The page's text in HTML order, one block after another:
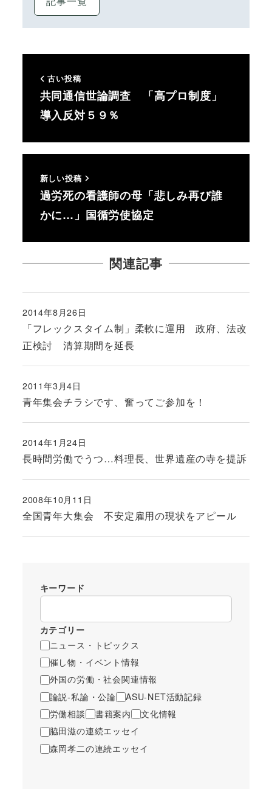
古い投稿
共同通信世論調査 「高プロ制度」
導入反対５９％
新しい投稿
過労死の看護師の母「悲しみ再び誰
かに…」国循労使協定
関連記事
「フレックスタイム制」柔軟に運用 政府、法改
正検討 清算期間を延長
投稿日
2014年8月26日
青年集会チラシです、奮ってご参加を！
投稿日
2011年3月4日
長時間労働でうつ…料理長、世界遺産の寺を提訴
投稿日
2014年1月24日
全国青年大集会 不安定雇用の現状をアピール
投稿日
2008年10月11日
キーワード
カテゴリー
ニュース・トピックス
催し物・イベント情報
外国の労働・社会関連情報
論説-私論・公論
ASU-NET活動記録
労働相談
書籍案内
文化情報
脇田滋の連続エッセイ
森岡孝二の連続エッセイ